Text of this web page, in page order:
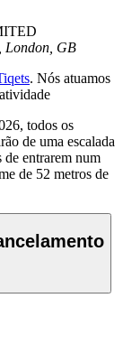
London, GB
. Nós atuamos
todos os
de uma escalada
entrarem num
de 52 metros de